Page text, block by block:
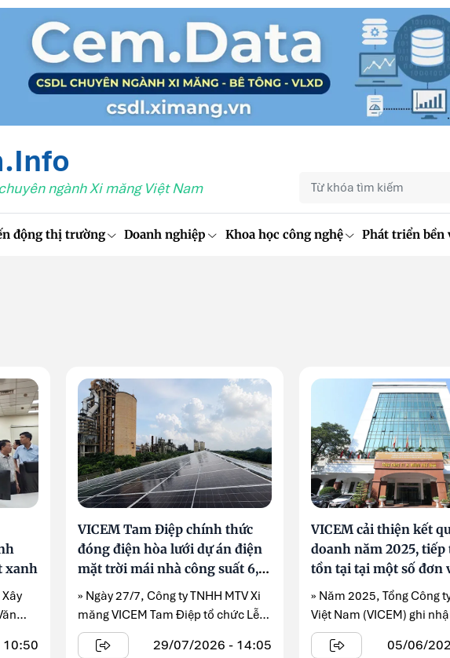
ngành Xi măng Việt Nam
động thị trường Doanh nghiệp Khoa học công nghệ Phát triển bền
xanh
VICEM Tam Điệp chính thức
đóng điện hòa lưới dự án điện
mặt trời mái nhà công suất 6,2
MWp
» Ngày 27/7, Công ty TNHH MTV Xi
măng VICEM Tam Điệp tổ chức Lễ
đóng điện hòa ...
29/07/2026 - 14:05
VICEM cải thiện kết
doanh năm 2025, tiếp
tồn tại tại một số đơn
viên
» Năm 2025, Tổng Công
Việt Nam (VICEM) ghi
thiện về doanh thu và hiệu
05/06/